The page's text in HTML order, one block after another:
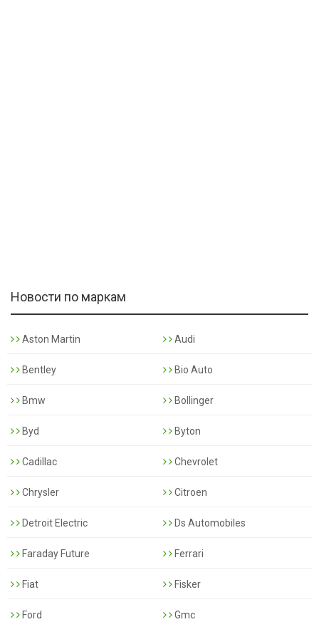
Новости по маркам
Aston Martin Audi
Bentley Bio Auto
Bmw Bollinger
Byd Byton
Cadillac Chevrolet
Chrysler Citroen
Detroit Electric Ds Automobiles
Faraday Future Ferrari
Fiat Fisker
Ford Gmc